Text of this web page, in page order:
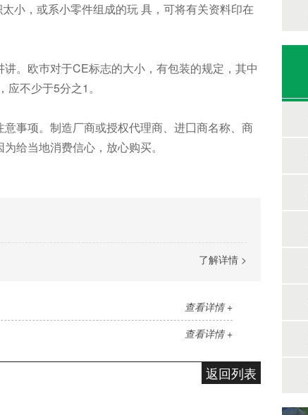
小，或系小零件组成的玩 具，可将有关资料印在
。欧巿对于CE标志的大小，有包装的规定，其中
不少于5分之1。
事项。制造厂商或授权代理商、进囗商名称、商
给当地消费信心，放心购买。
了解详情 >
查看详情 +
查看详情 +
返回列表